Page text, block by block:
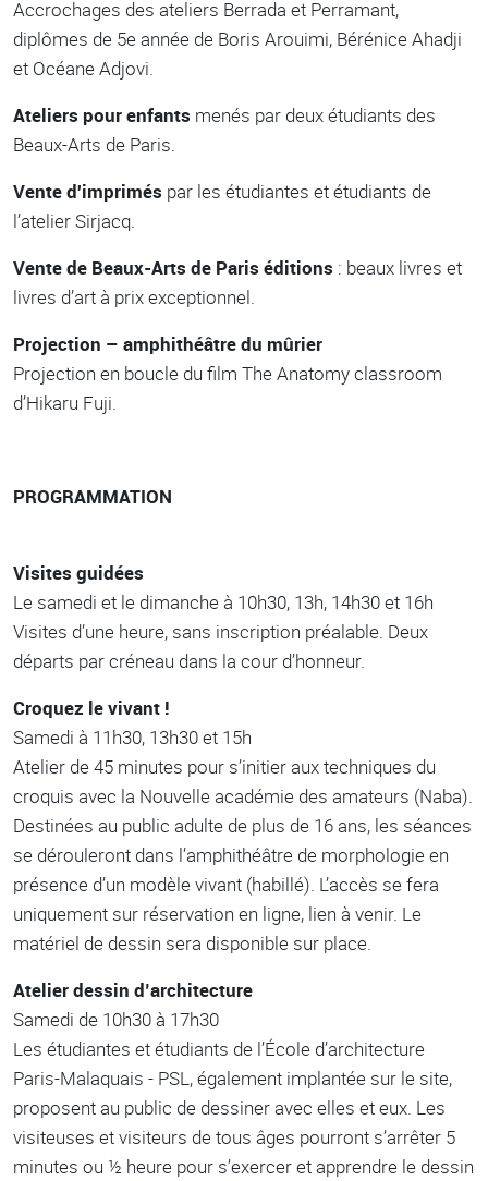
Accrochages des ateliers Berrada et Perramant,
diplômes de 5e année de Boris Arouimi, Bérénice Ahadji
et Océane Adjovi.
Ateliers pour enfants menés par deux étudiants des
Beaux-Arts de Paris.
Vente d'imprimés par les étudiantes et étudiants de
l’atelier Sirjacq.
Vente de Beaux-Arts de Paris éditions : beaux livres et
livres d’art à prix exceptionnel.
Projection – amphithéâtre du mûrier
Projection en boucle du film The Anatomy classroom
d’Hikaru Fuji.
PROGRAMMATION
Visites guidées
Le samedi et le dimanche à 10h30, 13h, 14h30 et 16h
Visites d’une heure, sans inscription préalable. Deux
départs par créneau dans la cour d’honneur.
Croquez le vivant !
Samedi à 11h30, 13h30 et 15h
Atelier de 45 minutes pour s’initier aux techniques du
croquis avec la Nouvelle académie des amateurs (Naba).
Destinées au public adulte de plus de 16 ans, les séances
se dérouleront dans l’amphithéâtre de morphologie en
présence d’un modèle vivant (habillé). L’accès se fera
uniquement sur réservation en ligne, lien à venir. Le
matériel de dessin sera disponible sur place.
Atelier dessin d’architecture
Samedi de 10h30 à 17h30
Les étudiantes et étudiants de l’École d’architecture
Paris-Malaquais - PSL, également implantée sur le site,
proposent au public de dessiner avec elles et eux. Les
visiteuses et visiteurs de tous âges pourront s’arrêter 5
minutes ou ½ heure pour s’exercer et apprendre le dessin